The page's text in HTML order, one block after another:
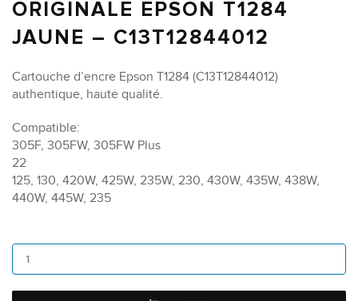
ORIGINALE EPSON T1284
JAUNE – C13T12844012
Cartouche d’encre Epson T1284 (C13T12844012)
authentique, haute qualité.
Compatible:
305F, 305FW, 305FW Plus
22
125, 130, 420W, 425W, 235W, 230, 430W, 435W, 438W,
440W, 445W, 235